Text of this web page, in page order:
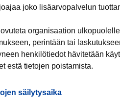
joko lisäarvopalvelun
organisaation
perintään tai
henkilötiedot hävitetään
estä tietojen poistamista.
säilytysaika